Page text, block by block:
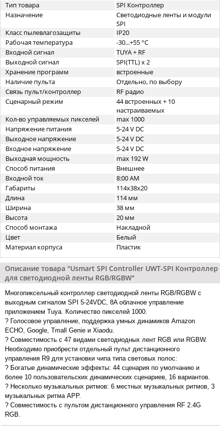
Тип товара
SPI Контроллер
Назначение
Светодиодные ленты и модули
SPI
Класс пылевлагозащиты
IP20
Рабочая температура
-30...+55 °C
Входной сигнал
TUYA + RF
Выходной сигнал
SPI(TTL) x 2
Хранение программ
встроенные
Наличие пульта
Отдельно, по выбору
Связь пульт/контроллер
RF радио
Сценарный режим
44 встроенных + 10
настраиваемых
Кол-во управляемых пикселей
max 1000
Напряжение питания
5-24 V DC
Выходное напряжение
5-24 V DC
Входное напряжение
5-24 V DC
Выходная мощность
max 192 W
Способ питания
Внешнее
Входной ток
8:00 AM
Габариты
114x38x20
Длина
114 мм
Ширина
38 мм
Высота
20 мм
Способ монтажа
Накладной
Цвет
Белый
Материал корпуса
Пластик
Описание товара "Usmart SPI Controller UWT-SPI Контроллер
для светодиодной ленты RGB/RGBW"
Многопиксельный контроллер светодиодной ленты RGB/RGBW с
выходным сигналом SPI 5-24VDC, 8A облачное управление
приложением Tuya. Количество пикселей 1000.
? Голосовое управление, поддержка умных динамиков Amazon
ECHO, Google, Tmall Genie и Xiaodu.
? Совместимость с 47 видами светодиодных лент RGB или RGBW.
Необходимо приобрести отдельный пульт дистанционного
управления R9 для установки чипа типа световых полос:
? Богатые динамические эффекты: 44 сценария по умолчанию и
более 10 пользовательских динамических сценариев, 16 вариантов.
? Несколько музыкальных ритмов: 6 местных музыкальных ритмов, 3
музыкальных ритма APP.
? Совместимость с пультом дистанционного управления RF 2.4G
RGB.